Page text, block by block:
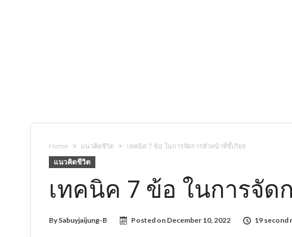
Home แนวคิดชีวิต เทคนิค 7 ข้อ ในการจัดการหัวหน้าที่ขี้เกียจ
แนวคิดชีวิต
เทคนิค 7 ข้อ ในการจัด
By Sabuyjaijung-B Posted on December 10, 2022 19 second